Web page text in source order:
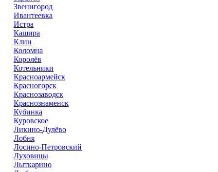
Звенигород
Ивантеевка
Истра
Кашира
Клин
Коломна
Королёв
Котельники
Красноармейск
Красногорск
Краснозаводск
Краснознаменск
Кубинка
Куровское
Ликино-Дулёво
Лобня
Лосино-Петровский
Луховицы
Лыткарино